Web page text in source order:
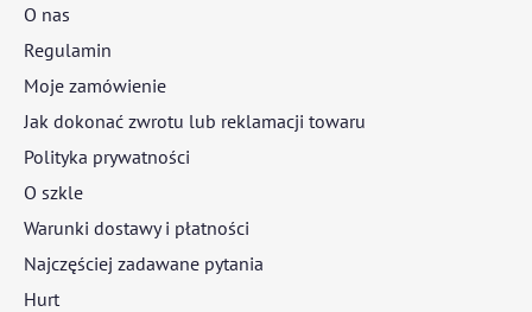
O nas
Regulamin
Moje zamówienie
Jak dokonać zwrotu lub reklamacji towaru
Polityka prywatności
O szkle
Warunki dostawy i płatności
Najczęściej zadawane pytania
Hurt